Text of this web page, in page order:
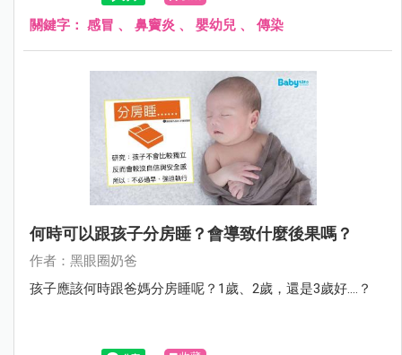
關鍵字： 感冒 、 鼻竇炎 、 嬰幼兒 、 傳染
何時可以跟孩子分房睡？會導致什麼後果嗎？
作者：黑眼圈奶爸
孩子應該何時跟爸媽分房睡呢？1歲、2歲，還是3歲好....？